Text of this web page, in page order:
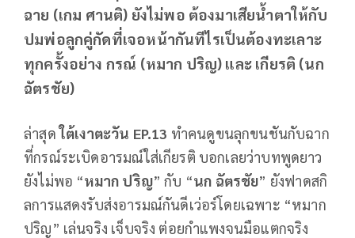
ฉาย (เกม ศานติ) ยังไม่พอ ต้องมาเสียน้ำตาให้กับ
ปมพ่อลูกคู่กัดที่เจอหน้ากันทีไรเป็นต้องทะเลาะ
ทุกครั้งอย่าง กรณ์ (หมาก ปริญ) และ เกียรติ (นก
ฉัตรชัย)
ล่าสุดใต้เงาตะวัน EP.13 ทำคนดูขนลุกขนชันกับฉาก
ที่กรณ์ระเบิดอารมณ์ใส่เกียรติ บอกเลยว่าบทพูดยาว
ยังไม่พอ “หมาก ปริญ” กับ “นก ฉัตรชัย” ยังฟาดสกิ
ลการแสดงรับส่งอารมณ์กันดีเว่อร์โดยเฉพาะ “หมาก
ปริญ” เล่นจริง เจ็บจริง ต่อยกำแพงจนมือแตกจริง